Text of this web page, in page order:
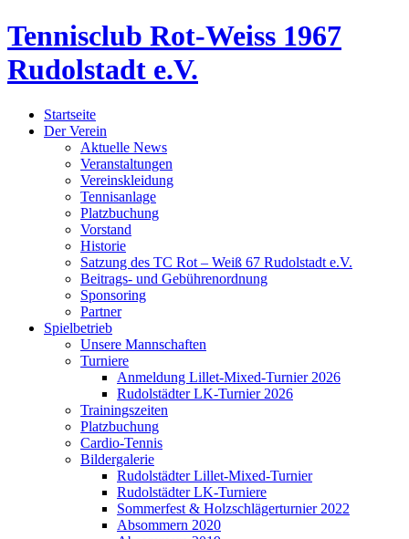
Tennisclub Rot-Weiss 1967
Rudolstadt e.V.
Startseite
Der Verein
Aktuelle News
Veranstaltungen
Vereinskleidung
Tennisanlage
Platzbuchung
Vorstand
Historie
Satzung des TC Rot – Weiß 67 Rudolstadt e.V.
Beitrags- und Gebührenordnung
Sponsoring
Partner
Spielbetrieb
Unsere Mannschaften
Turniere
Anmeldung Lillet-Mixed-Turnier 2026
Rudolstädter LK-Turnier 2026
Trainingszeiten
Platzbuchung
Cardio-Tennis
Bildergalerie
Rudolstädter Lillet-Mixed-Turnier
Rudolstädter LK-Turniere
Sommerfest & Holzschlägerturnier 2022
Absommern 2020